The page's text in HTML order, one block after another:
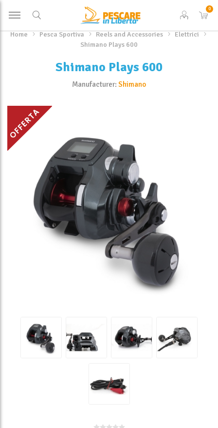
0
Home Pesca Sportiva Reels and Accessories
Elettrici
Shimano Plays 600
Shimano Plays 600
Manufacturer: Shimano